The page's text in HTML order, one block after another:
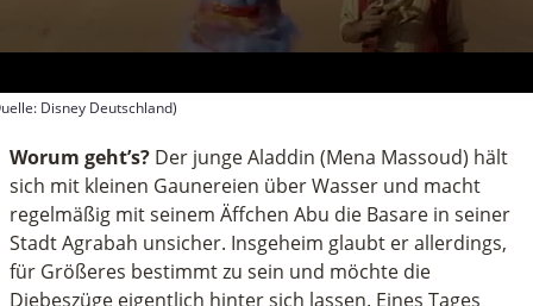
Disney Deutschland)
Worum geht’s? Der junge Aladdin (Mena Massoud) hält
sich mit kleinen Gaunereien über Wasser und macht
regelmäßig mit seinem Äffchen Abu die Basare in seiner
Stadt Agrabah unsicher. Insgeheim glaubt er allerdings,
für Größeres bestimmt zu sein und möchte die
Diebeszüge eigentlich hinter sich lassen. Eines Tages